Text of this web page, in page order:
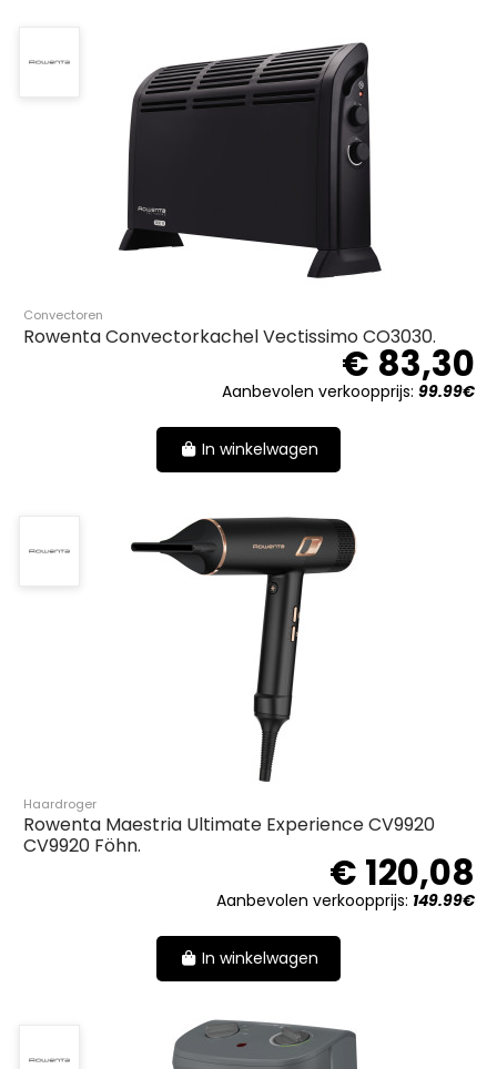
Convectoren
Rowenta Convectorkachel Vectissimo CO3030.
€ 83,30
Aanbevolen verkoopprijs: 99.99€
In winkelwagen
Haardroger
Rowenta Maestria Ultimate Experience CV9920
CV9920 Föhn.
€ 120,08
Aanbevolen verkoopprijs: 149.99€
In winkelwagen